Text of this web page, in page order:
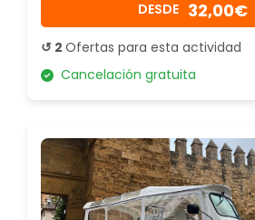
DESDE 32,00€
↺ 2 Ofertas para esta actividad
Cancelación gratuita